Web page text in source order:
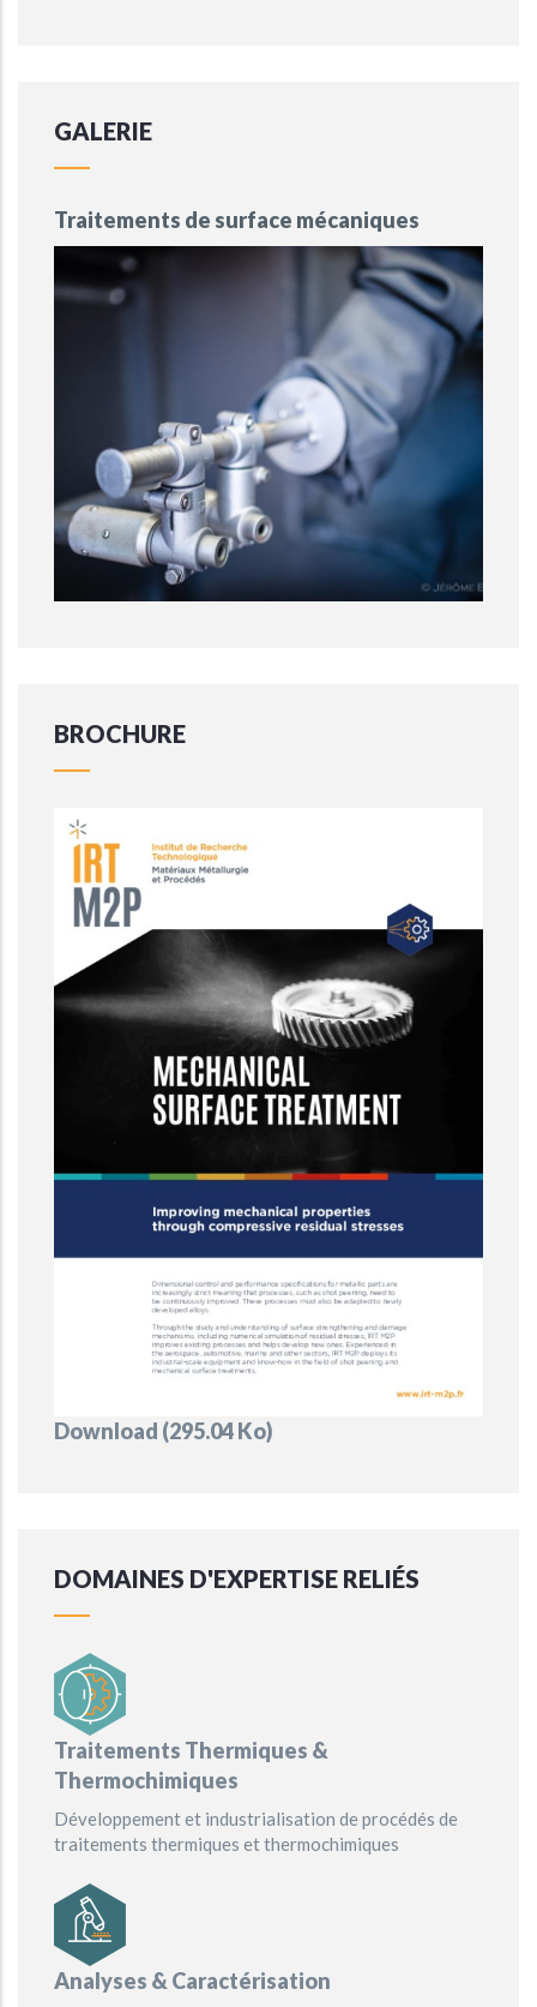
GALERIE
Traitements de surface mécaniques
BROCHURE
Document
Download (295.04 Ko)
DOMAINES D'EXPERTISE RELIÉS
Traitements Thermiques &
Thermochimiques
Développement et industrialisation de procédés de
traitements thermiques et thermochimiques
Analyses & Caractérisation